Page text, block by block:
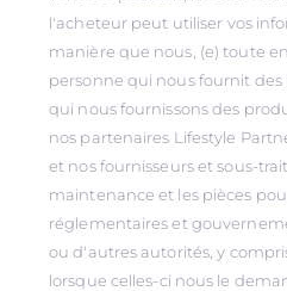
l'acheteur peut utiliser vos
manière que nous, (e) toute
personne qui nous fournit des
qui nous fournissons des
nos partenaires Lifestyle
et nos fournisseurs et sous-
maintenance et les pièces
réglementaires et
ou d'autres autorités, y
lorsque celles-ci nous le